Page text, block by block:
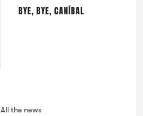
BYE, BYE, CANÍBAL
All the news